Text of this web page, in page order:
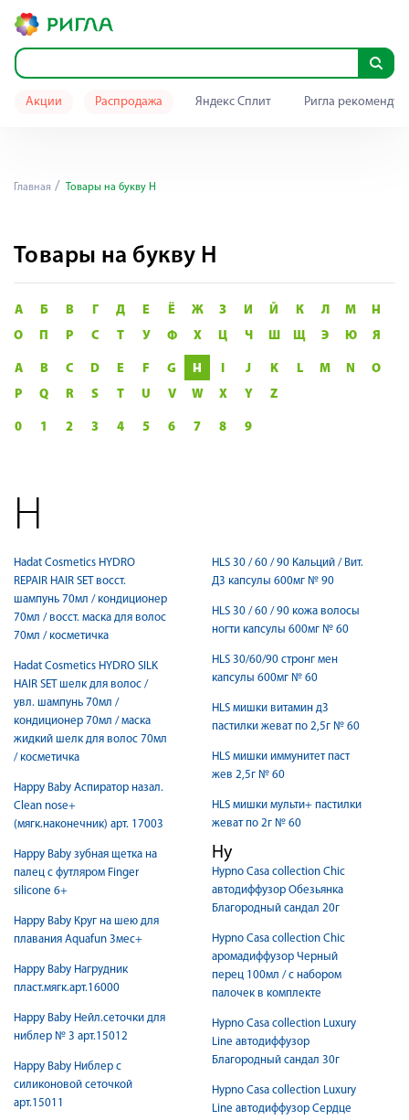
Акции Распродажа Яндекс Сплит Ригла
Главная Товары на букву H
Товары на букву H
А Б В Г Д Е Ё Ж З И Й К Л М
Н
О
П Р С Т У Ф Х Ц Ч Ш Щ Э Ю Я
A B C D E F G H I J K L M N
O
P
Q R S T U V W X Y Z
0 1 2 3 4 5 6 7 8 9
H
Hadat Cosmetics HYDRO
REPAIR HAIR SET восст.
шампунь 70мл / кондиционер
70мл / восст. маска для волос
70мл / косметичка
Hadat Cosmetics HYDRO SILK
HAIR SET шелк для волос /
увл. шампунь 70мл /
кондиционер 70мл / маска
жидкий шелк для волос 70мл
/ косметичка
Happy Baby Аспиратор назал.
Clean nose+
(мягк.наконечник) арт. 17003
Happy Baby зубная щетка на
палец с футляром Finger
silicone 6+
Happy Baby Круг на шею для
плавания Aquafun 3мес+
Happy Baby Нагрудник
пласт.мягк.арт.16000
Happy Baby Нейл.сеточки для
ниблер № 3 арт.15012
Happy Baby Ниблер с
силиконовой сеточкой
арт.15011
HLS 30 / 60 / 90 Кальций / Вит.
Д3 капсулы 600мг № 90
HLS 30 / 60 / 90 кожа волосы
ногти капсулы 600мг № 60
HLS 30/60/90 стронг мен
капсулы 600мг № 60
HLS мишки витамин д3
пастилки жеват по 2,5г № 60
HLS мишки иммунитет паст
жев 2,5г № 60
HLS мишки мульти+ пастилки
жеват по 2г № 60
Hy
Hypno Casa collection Chic
автодиффузор Обезьянка
Благородный сандал 20г
Hypno Casa collection Chic
аромадиффузор Черный
перец 100мл / с набором
палочек в комплекте
Hypno Casa collection Luxury
Line автодиффузор
Благородный сандал 30г
Hypno Casa collection Luxury
Line автодиффузор Сердце